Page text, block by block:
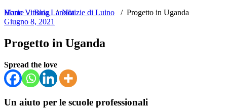
Home/Blog /Notizie di Luino / Progetto in Uganda
Maria Vittoria Lanella
Giugno 8, 2021
Progetto in Uganda
Spread the love
Un aiuto per le scuole professionali